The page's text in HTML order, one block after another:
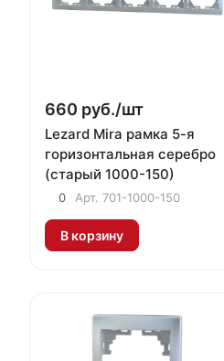
660 руб./шт
Lezard Mira рамка 5-я
горизонтальная серебро
(старый 1000-150)
0 Арт. 701-1000-150
В корзину